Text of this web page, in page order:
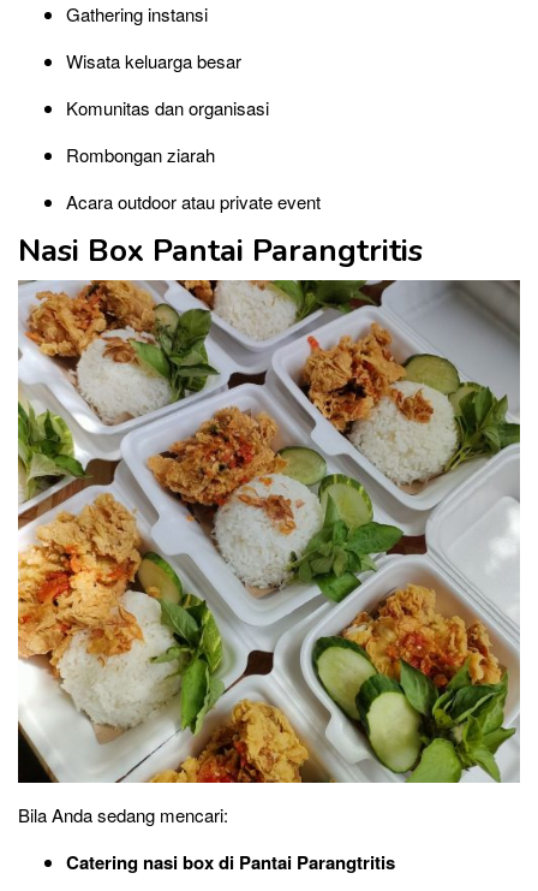
Gathering instansi
Wisata keluarga besar
Komunitas dan organisasi
Rombongan ziarah
Acara outdoor atau private event
Nasi Box Pantai Parangtritis
Bila Anda sedang mencari:
Catering nasi box di Pantai Parangtritis